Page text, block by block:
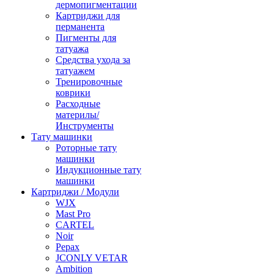
дермопигментации
Картриджи для
перманента
Пигменты для
татуажа
Средства ухода за
татуажем
Тренировочные
коврики
Расходные
материлы/
Инструменты
Тату машинки
Роторные тату
машинки
Индукционные тату
машинки
Картриджи / Модули
WJX
Mast Pro
CARTEL
Noir
Pepax
JCONLY VETAR
Ambition